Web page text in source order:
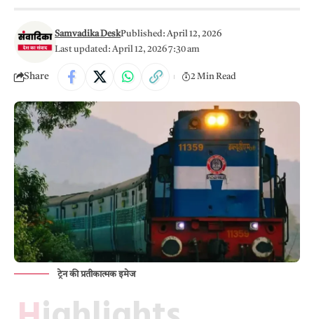
Last updated: April 12, 2026 7:30 am
Samvadika DeskPublished: April 12, 2026
Share 2 Min Read
ट्रेन की प्रतीकात्मक इमेज